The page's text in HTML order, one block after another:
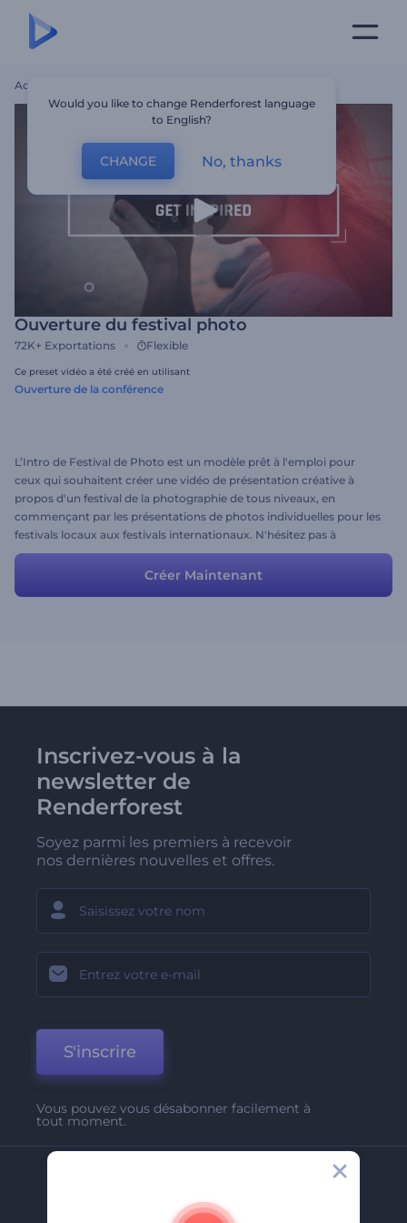
Accueil
Ouverture du festival photo
72K+ Exportations Flexible
Ce preset vidéo a été créé en utilisant
Ouverture de la conférence
L’Intro de Festival de Photo est un modèle prêt à l'emploi pour
ceux qui souhaitent créer une vidéo de présentation créative à
propos d'un festival de la photographie de tous niveaux, en
commençant par les présentations de photos individuelles pour les
festivals locaux aux festivals internationaux. N'hésitez pas à
modifier le préréglage en fonction de vos besoins. Vous pouvez
télécharger vos propres photos, vidéos, musique ou voix off et
ajouter ou supprimer des scènes si nécessaire.
Créer Maintenant
Inscrivez-vous à la
newsletter de
Renderforest
Soyez parmi les premiers à recevoir
nos dernières nouvelles et offres.
S'inscrire
Vous pouvez vous désabonner facilement à
tout moment.
A Propos De Nous
Would you like to change Renderforest language
to English?
CHANGE No, thanks